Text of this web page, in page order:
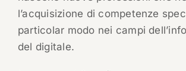
l’acquisizione di competenze
particolar modo nei campi
del digitale.